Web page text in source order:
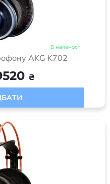
В наявності
AKG K702
₴